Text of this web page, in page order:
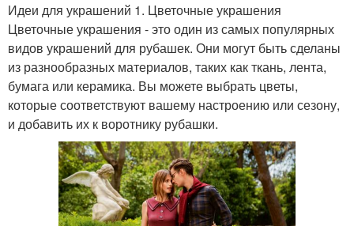
Идеи для украшений 1. Цветочные украшения
Цветочные украшения - это один из самых популярных
видов украшений для рубашек. Они могут быть сделаны
из разнообразных материалов, таких как ткань, лента,
бумага или керамика. Вы можете выбрать цветы,
которые соответствуют вашему настроению или сезону,
и добавить их к воротнику рубашки.